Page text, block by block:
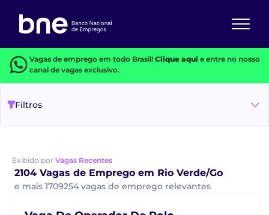
Vagas de emprego em todo Brasil! Clique aquie entre no nosso
canal de vagas exclusivo.
Filtros
Exibido por Vagas Recentes
2104 Vagas de Emprego em Rio Verde/Go
e mais 1709254 vagas de emprego relevantes